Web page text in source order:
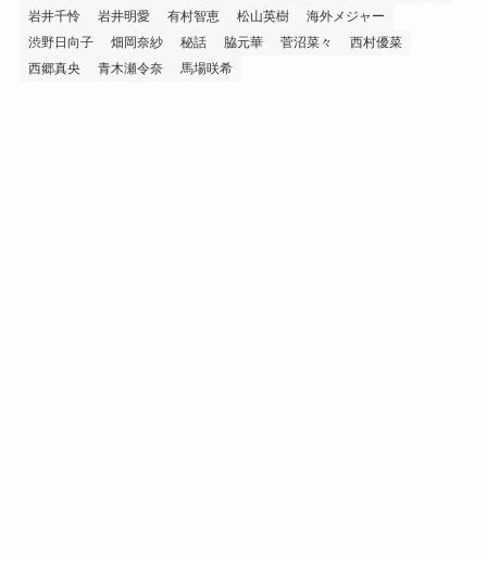
岩井千怜
岩井明愛 有村智恵 松山英樹
海外メジャー
渋野日向子
畑岡奈紗 秘話 脇元華 菅沼菜々
西村優菜
西郷真央
青木瀬令奈 馬場咲希